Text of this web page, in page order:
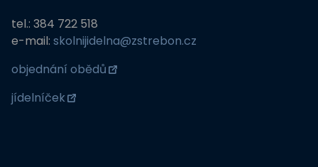
tel.: 384 722 518
e-mail: skolnijidelna@zstrebon.cz
objednání obědů
jídelníček